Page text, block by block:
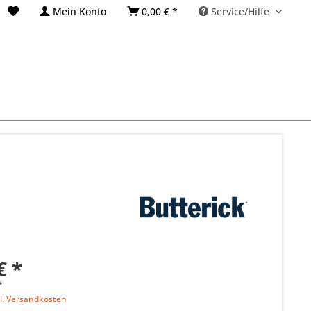
Mein Konto 0,00 € * Service/Hilfe
*
Versandkosten